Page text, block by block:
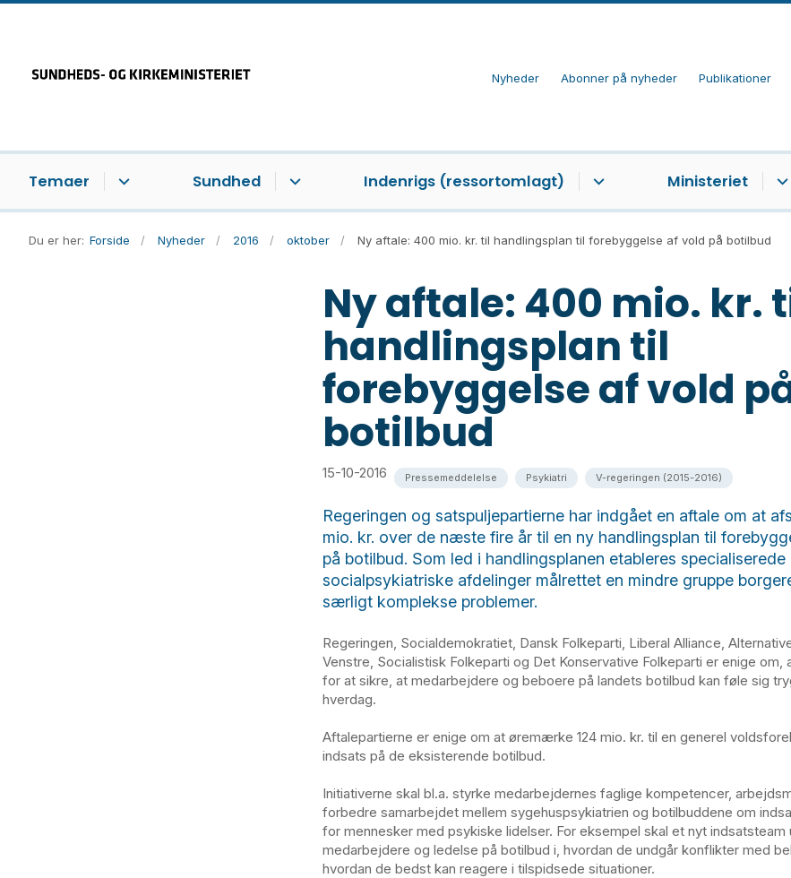
Nyheder Abonner på nyheder Publikationer
Temaer Sundhed Indenrigs (ressortomlagt) Ministeriet
Du er her: Forside Nyheder 2016 oktober Ny aftale: 400 mio. kr. til handlingsplan til forebyggelse af vold på botilbud
Ny aftale: 400 mio. kr.
handlingsplan til
forebyggelse af vold
botilbud
15-10-2016 Pressemeddelelse Psykiatri V-regeringen (2015-2016)
Regeringen og satspuljepartierne har indgået en aftale om at
mio. kr. over de næste fire år til en ny handlingsplan til
på botilbud. Som led i handlingsplanen etableres specialiserede
socialpsykiatriske afdelinger målrettet en mindre gruppe
særligt komplekse problemer.
Regeringen, Socialdemokratiet, Dansk Folkeparti, Liberal Alliance,
Venstre, Socialistisk Folkeparti og Det Konservative Folkeparti er enige om,
for at sikre, at medarbejdere og beboere på landets botilbud kan føle sig
hverdag.
Aftalepartierne er enige om at øremærke 124 mio. kr. til en generel
indsats på de eksisterende botilbud.
Initiativerne skal bl.a. styrke medarbejdernes faglige kompetencer,
forbedre samarbejdet mellem sygehuspsykiatrien og botilbuddene om
for mennesker med psykiske lidelser. For eksempel skal et nyt indsatsteam
medarbejdere og ledelse på botilbud i, hvordan de undgår konflikter med
hvordan de bedst kan reagere i tilspidsede situationer.